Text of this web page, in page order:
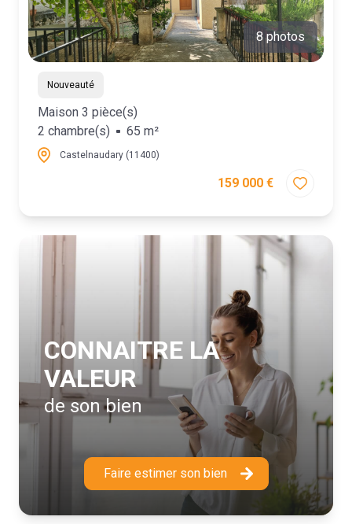
8 photos
Nouveauté
Maison 3 pièce(s)
2 chambre(s)
65 m²
Castelnaudary (11400)
159 000 €
CONNAITRE LA
VALEUR
de son bien
Faire estimer son bien